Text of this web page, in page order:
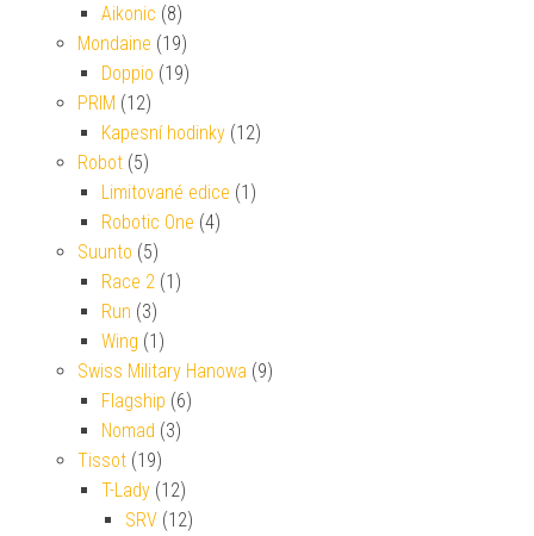
Aikonic (8)
Mondaine (19)
Doppio (19)
PRIM (12)
Kapesní hodinky (12)
Robot (5)
Limitované edice (1)
Robotic One (4)
Suunto (5)
Race 2 (1)
Run (3)
Wing (1)
Swiss Military Hanowa (9)
Flagship (6)
Nomad (3)
Tissot (19)
T-Lady (12)
SRV (12)